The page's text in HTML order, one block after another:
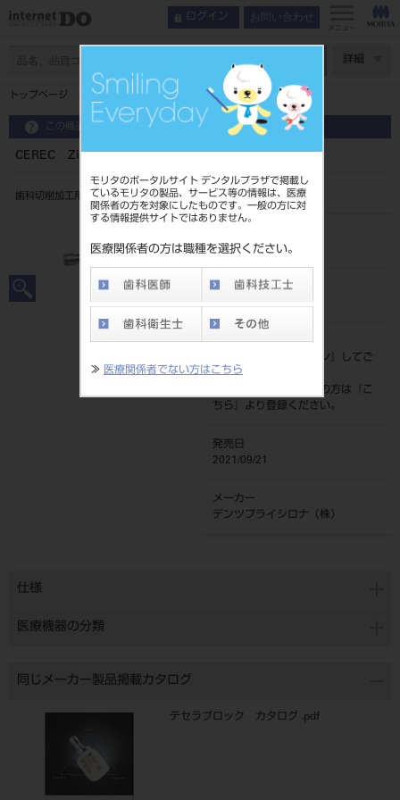
モリタのポータルサイト デンタルプラザで掲載し
ているモリタの製品、サービス等の情報は、医療
関係者の方を対象にしたものです。一般の方に対
する情報提供サイトではありません。
医療関係者の方は職種を選択ください。
≫ 医療関係者でない方はこちら
ログイン お問い合わせ
メニュー
詳細
トップページ CEREC Zirconia＋ mono D3 （3入）
この商品に関するお問い合わせ
CEREC Zirconia＋ mono D3 （3入）
歯科切削加工用セラミックス
206440504D3
JAN/EANコード
標準価格
ログイン
』してご
覧ください。
ネット会員登録がまだの方は『
こ
ちら
』より登録ください。
発売日
2021/09/21
メーカー
デンツプライシロナ（株）
仕様
医療機器の分類
同じメーカー製品掲載カタログ
テセラブロック カタログ .pdf